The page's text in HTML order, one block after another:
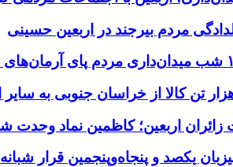
مردم بیرجند در اربعین حسینی
یکصد و پنجاه‌وپنجمین قرار شبانه